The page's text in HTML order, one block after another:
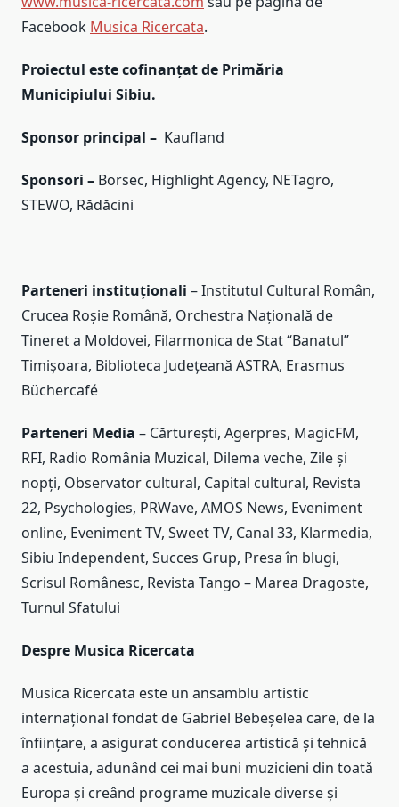
Facebook Musica Ricercata.
Proiectul este cofinanțat de Primăria
Municipiului Sibiu.
Sponsor principal – Kaufland
Sponsori – Borsec, Highlight Agency, NETagro,
STEWO, Rădăcini
Parteneri instituționali – Institutul Cultural Român,
Crucea Roșie Română, Orchestra Națională de
Tineret a Moldovei, Filarmonica de Stat “Banatul”
Timișoara, Biblioteca Județeană ASTRA, Erasmus
Büchercafé
Parteneri Media – Cărturești, Agerpres, MagicFM,
RFI, Radio România Muzical, Dilema veche, Zile și
nopți, Observator cultural, Capital cultural, Revista
22, Psychologies, PRWave, AMOS News, Eveniment
online, Eveniment TV, Sweet TV, Canal 33, Klarmedia,
Sibiu Independent, Succes Grup, Presa în blugi,
Scrisul Românesc, Revista Tango – Marea Dragoste,
Turnul Sfatului
Despre Musica Ricercata
Musica Ricercata este un ansamblu artistic
internațional fondat de Gabriel Bebeșelea care, de la
înființare, a asigurat conducerea artistică și tehnică
a acestuia, adunând cei mai buni muzicieni din toată
Europa și creând programe muzicale diverse și